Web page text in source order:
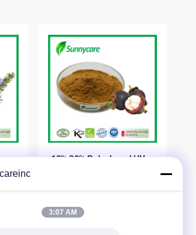
in
10% 30% Polyphenol UV
Bestpreis
3:07 AM